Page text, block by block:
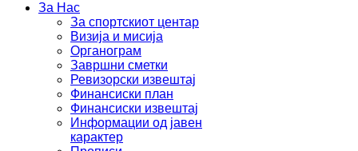
За Нас
За спортскиот центар
Визија и мисија
Органограм
Завршни сметки
Ревизорски извештај
Финансиски план
Финансиски извештај
Информации од јавен
карактер